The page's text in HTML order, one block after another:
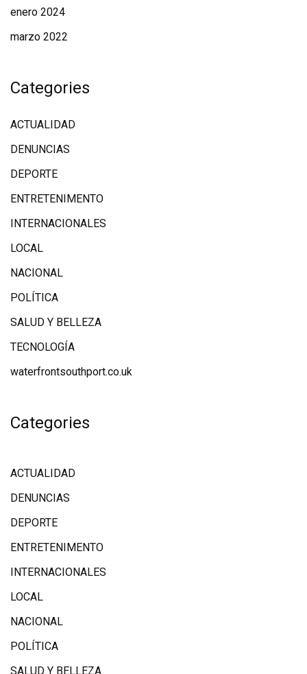
enero 2024
marzo 2022
Categories
ACTUALIDAD
DENUNCIAS
DEPORTE
ENTRETENIMENTO
INTERNACIONALES
LOCAL
NACIONAL
POLÍTICA
SALUD Y BELLEZA
TECNOLOGÍA
waterfrontsouthport.co.uk
Categories
ACTUALIDAD
DENUNCIAS
DEPORTE
ENTRETENIMENTO
INTERNACIONALES
LOCAL
NACIONAL
POLÍTICA
SALUD Y BELLEZA